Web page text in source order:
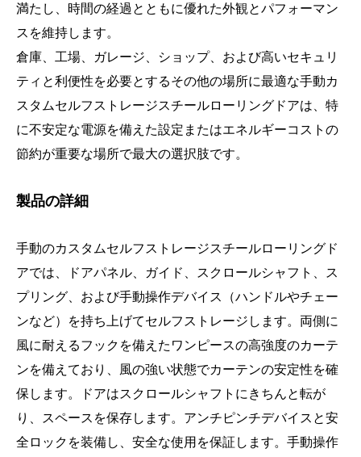
満たし、時間の経過とともに優れた外観とパフォーマン
スを維持します。
倉庫、工場、ガレージ、ショップ、および高いセキュリ
ティと利便性を必要とするその他の場所に最適な手動カ
スタムセルフストレージスチールローリングドアは、特
に不安定な電源を備えた設定またはエネルギーコストの
節約が重要な場所で最大の選択肢です。
製品の詳細
手動のカスタムセルフストレージスチールローリングド
アでは、ドアパネル、ガイド、スクロールシャフト、ス
プリング、および手動操作デバイス（ハンドルやチェー
ンなど）を持ち上げてセルフストレージします。両側に
風に耐えるフックを備えたワンピースの高強度のカーテ
ンを備えており、風の強い状態でカーテンの安定性を確
保します。ドアはスクロールシャフトにきちんと転が
り、スペースを保存します。アンチピンチデバイスと安
全ロックを装備し、安全な使用を保証します。手動操作